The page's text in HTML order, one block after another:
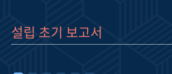
설립 초기 보고서